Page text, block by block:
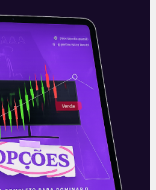
máxima histórica
a segunda-feira
em 126.215 pontos,
histórica que havia
último pregão. O